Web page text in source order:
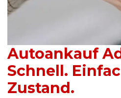
Autoankauf
Schnell.
Zustand.